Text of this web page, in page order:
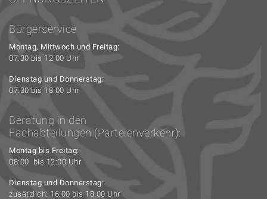
Bürgerservice
Montag, Mittwoch und Freitag:
07:30 bis 12:00 Uhr
Dienstag und Donnerstag:
07:30 bis 18:00 Uhr
Beratung in den
Fachabteilungen (Parteienverkehr):
Montag bis Freitag:
08:00 bis 12:00 Uhr
Dienstag und Donnerstag:
zusätzlich: 16:00 bis 18:00 Uhr